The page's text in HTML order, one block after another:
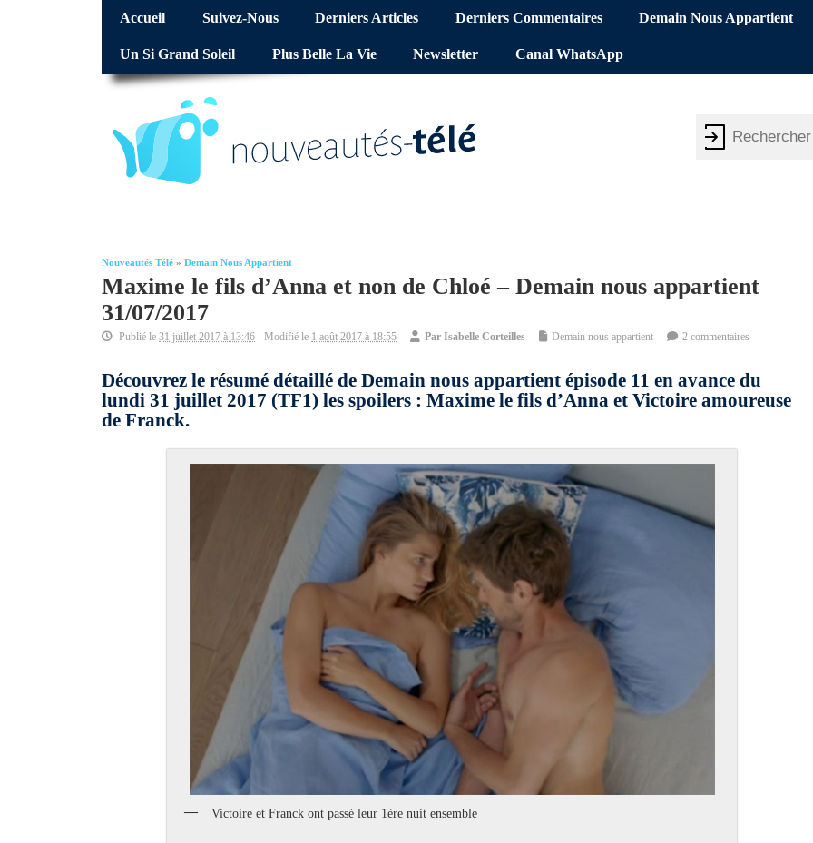
Accueil Suivez-Nous Derniers Articles Derniers Commentaires Demain Nous Appartient
Un Si Grand Soleil Plus Belle La Vie Newsletter Canal WhatsApp
Nouveautés Télé » Demain Nous Appartient
Maxime le fils d’Anna et non de Chloé – Demain nous appartient
31/07/2017
Publié le 31 juillet 2017 à 13:46 - Modifié le 1 août 2017 à 18:55 Par Isabelle Corteilles Demain nous appartient 2 commentaires
Découvrez le résumé détaillé de Demain nous appartient épisode 11 en avance du
lundi 31 juillet 2017 (TF1) les spoilers : Maxime le fils d’Anna et Victoire amoureuse
de Franck.
Victoire et Franck ont passé leur 1ère nuit ensemble